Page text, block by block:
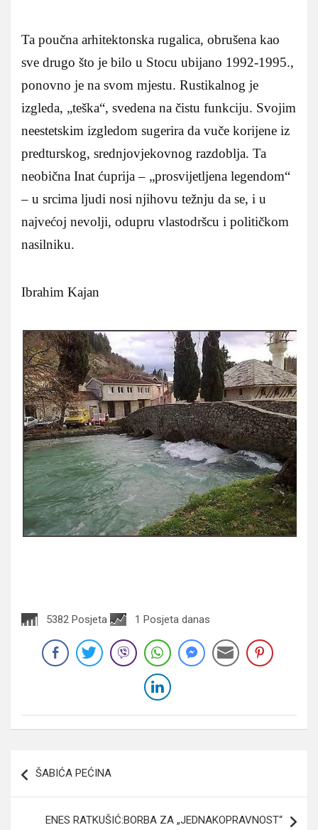
Ta poučna arhitektonska rugalica, obrušena kao
sve drugo što je bilo u Stocu ubijano 1992-1995.,
ponovno je na svom mjestu. Rustikalnog je
izgleda, „teška“, svedena na čistu funkciju. Svojim
neestetskim izgledom sugerira da vuče korijene iz
predturskog, srednjovjekovnog razdoblja. Ta
neobična Inat ćuprija – „prosvijetljena legendom“
– u srcima ljudi nosi njihovu težnju da se, i u
najvećoj nevolji, odupru vlastodršcu i političkom
nasilniku.
Ibrahim Kajan
5382 Posjeta 1 Posjeta danas
članaka
ŠABIĆA PEĆINA
ENES RATKUŠIĆ:BORBA ZA „JEDNAKOPRAVNOST“